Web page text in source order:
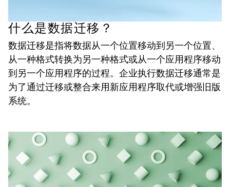
什么是数据迁移？
数据迁移是指将数据从一个位置移动到另一个位置、
从一种格式转换为另一种格式或从一个应用程序移动
到另一个应用程序的过程。企业执行数据迁移通常是
为了通过迁移或整合来用新应用程序取代或增强旧版
系统。